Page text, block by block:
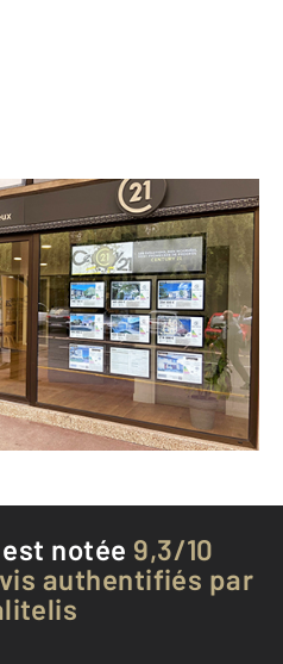
Val-Ombreux
de Gaulle
- 95230
un message
à l'agence
est notée 9,3/10
authentifiés par